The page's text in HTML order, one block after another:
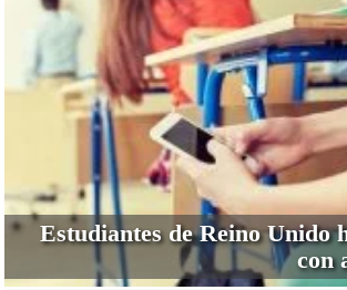
Estudiantes de Reino Unido
con